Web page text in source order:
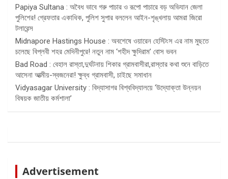
Papiya Sultana : অবৈধ ভাবে গরু পাচার ও রূপো পাচারে বড় অভিযান জেলা
পুলিশের! গ্রেফতার একাধিক, পুলিশ সুপার বললেন আইন-শৃঙ্খলায় আমরা জিরো
টলারেন্স
Midnapore Hastings House : অবশেষে ওয়ারেন হেস্টিংস এর নাম মুছতে
চলেছে বিপ্লবী শহর মেদিনীপুরে! নতুন নাম ‘শহীদ ক্ষুদিরাম’ বোস ভবন
Bad Road : বেহাল রাস্তা,দুর্ঘটনায় শিকার গ্রামবাসীরা,রাস্তার কথা শুনে বাড়িতে
আসেনা আত্মীয়-স্বজনেরা! ক্ষুব্ধ গ্রামবাসী, চাইছে সমাধান
Vidyasagar University : বিদ্যাসাগর বিশ্ববিদ্যালয়ে ‘উদ্যোক্তা উন্নয়ন
বিষয়ক জাতীয় কর্মশালা’
Advertisement